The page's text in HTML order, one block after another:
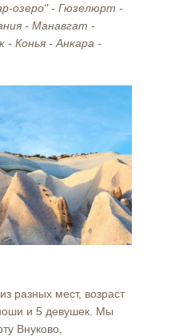
озеро" - Гюзелюрт -
- Манавгат -
Конья - Анкара -
разных мест, возраст
и 5 девушек. Мы
Внуково,